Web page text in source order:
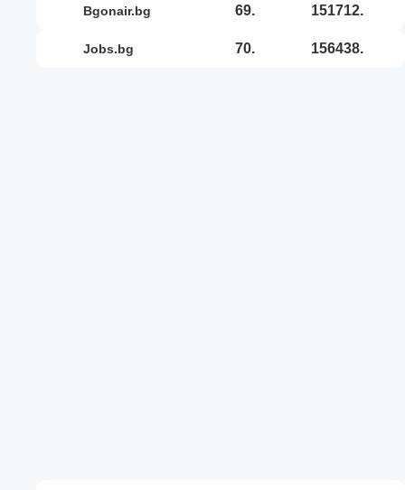
bgonair.bg 69. 151712.
jobs.bg 70. 156438.